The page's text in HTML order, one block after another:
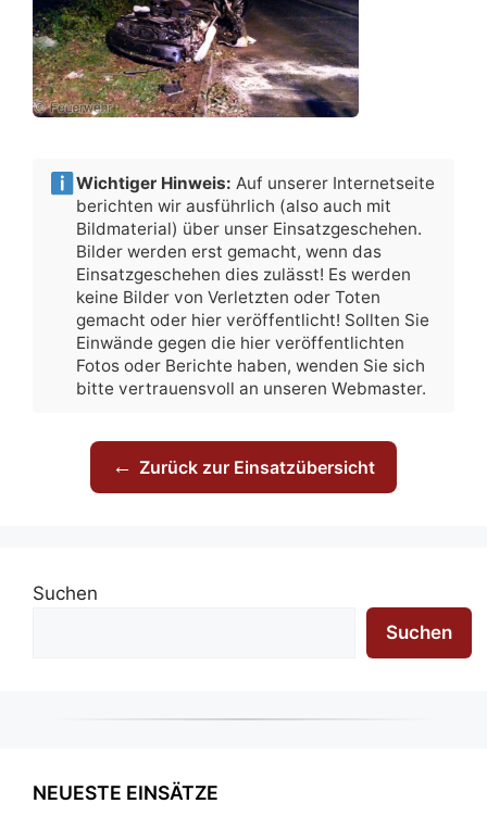
Wichtiger Hinweis: Auf unserer Internetseite
berichten wir ausführlich (also auch mit
Bildmaterial) über unser Einsatzgeschehen.
Bilder werden erst gemacht, wenn das
Einsatzgeschehen dies zulässt! Es werden
keine Bilder von Verletzten oder Toten
gemacht oder hier veröffentlicht! Sollten Sie
Einwände gegen die hier veröffentlichten
Fotos oder Berichte haben, wenden Sie sich
bitte vertrauensvoll an unseren Webmaster.
← Zurück zur Einsatzübersicht
Suchen
Suchen
NEUESTE EINSÄTZE